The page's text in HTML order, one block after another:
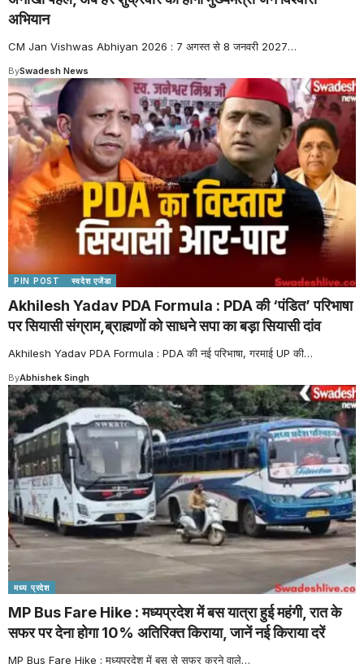
अभियान
CM Jan Vishwas Abhiyan 2026 : 7 अगस्त से 8 जनवरी 2027…
BySwadesh News
PIN POST स्वदेश एजेंडा
Akhilesh Yadav PDA Formula : PDA की ‘पंडित’ परिभाषा
पर सियासी संग्राम,ब्राह्मणों को साधने सपा का बड़ा सियासी दांव
Akhilesh Yadav PDA Formula : PDA की नई परिभाषा, गरमाई UP की…
ByAbhishek Singh
मध्य प्रदेश
MP Bus Fare Hike : मध्यप्रदेश में बस यात्रा हुई महंगी, रात के
सफर पर देना होगा 10% अतिरिक्त किराया, जानें नई किराया दरें
MP Bus Fare Hike : मध्यप्रदेश में बस से सफर करने वाले…